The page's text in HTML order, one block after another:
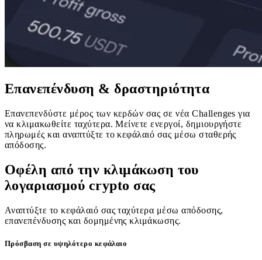
Επανεπένδυση & δραστηριότητα
Επανεπενδύστε μέρος των κερδών σας σε νέα Challenges για
να κλιμακωθείτε ταχύτερα. Μείνετε ενεργοί, δημιουργήστε
πληρωμές και αναπτύξτε το κεφάλαιό σας μέσω σταθερής
απόδοσης.
Οφέλη από την κλιμάκωση του
λογαριασμού crypto σας
Αναπτύξτε το κεφάλαιό σας ταχύτερα μέσω απόδοσης,
επανεπένδυσης και δομημένης κλιμάκωσης.
Πρόσβαση σε υψηλότερο κεφάλαιο